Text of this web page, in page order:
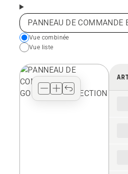
Choose
your
view
type
for
Vue combinée
Vue liste